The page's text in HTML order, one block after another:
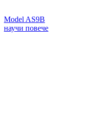
Model AS9B
научи повече